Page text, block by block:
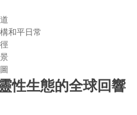
和平日常
性生態的全球回響